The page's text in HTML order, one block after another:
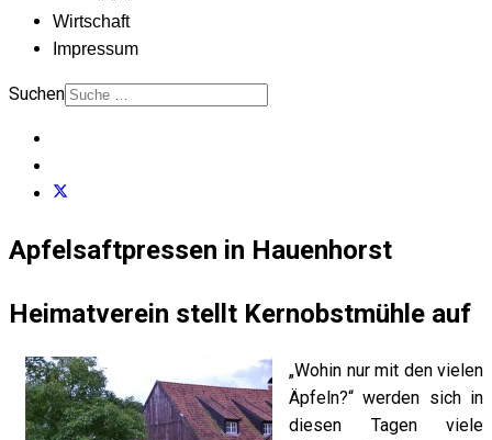
Wirtschaft
Impressum
Suchen
Apfelsaftpressen in Hauenhorst
Heimatverein stellt Kernobstmühle auf
„Wohin nur mit den vielen
Äpfeln?“ werden sich in
diesen Tagen viele